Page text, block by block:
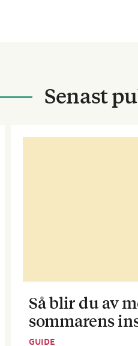
Senast
Så blir du av
sommarens
GUIDE